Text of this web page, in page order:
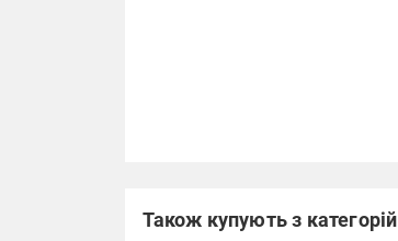
Також купують з категорій